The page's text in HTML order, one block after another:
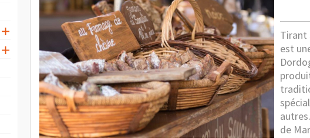
Tirant
est
de